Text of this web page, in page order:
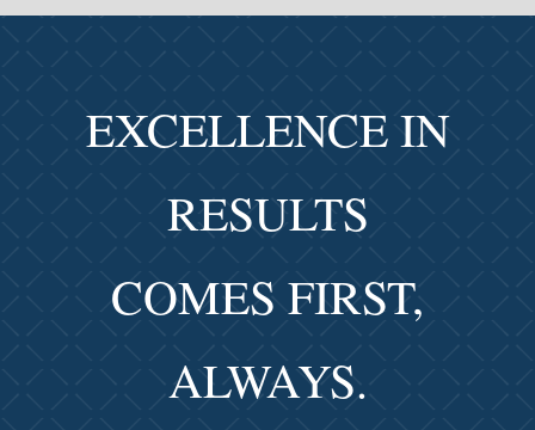
EXCELLENCE IN
RESULTS
COMES FIRST,
ALWAYS.